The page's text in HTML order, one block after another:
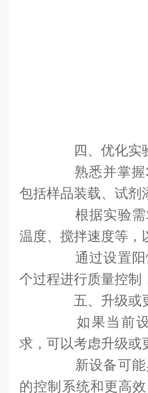
四、优化实
熟悉并掌握
包括样品装载、试剂
根据实验需
温度、搅拌速度等，
通过设置阳
个过程进行质量控制
五、升级或
如果当前设
求，可以考虑升级或
新设备可能
的控制系统和更高